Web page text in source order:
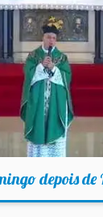
depois de